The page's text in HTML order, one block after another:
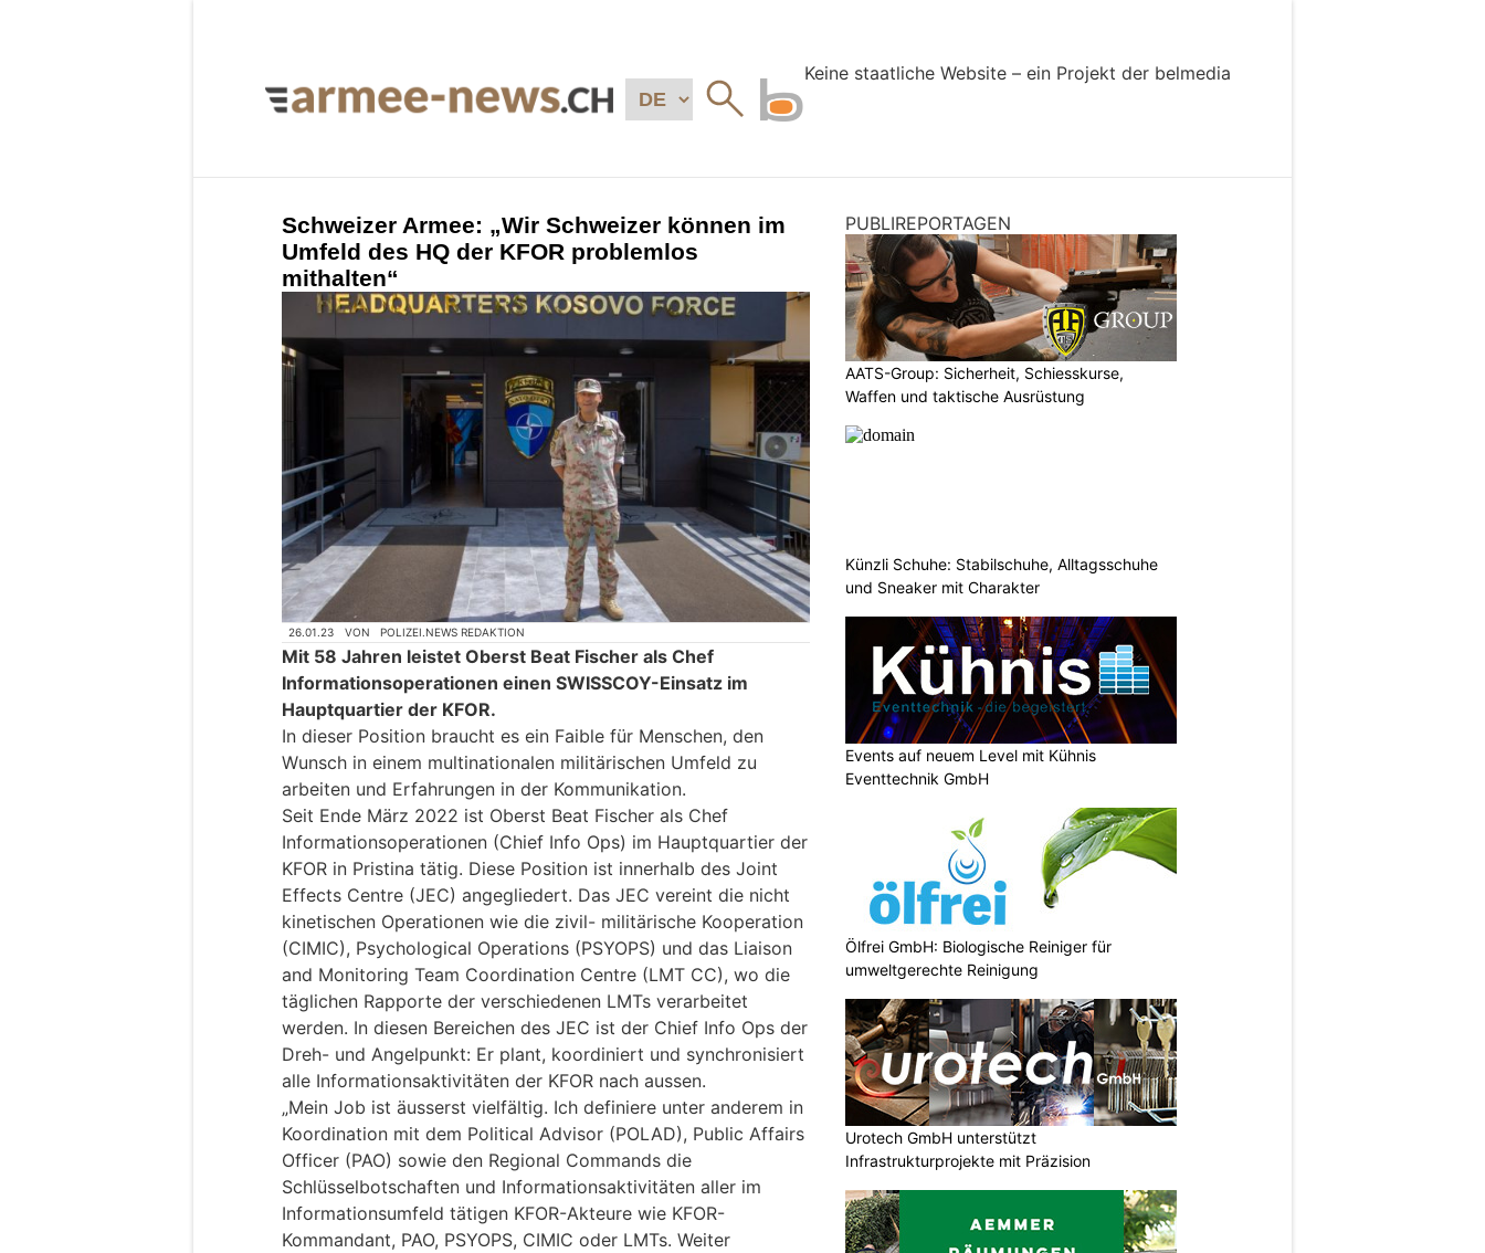
Schweizer Armee: „Wir Schweizer können im
Umfeld des HQ der KFOR problemlos
mithalten“
26.01.23 VON POLIZEI.NEWS REDAKTION
Mit 58 Jahren leistet Oberst Beat Fischer als Chef
Informationsoperationen einen SWISSCOY-Einsatz im
Hauptquartier der KFOR.
In dieser Position braucht es ein Faible für Menschen, den
Wunsch in einem multinationalen militärischen Umfeld zu
arbeiten und Erfahrungen in der Kommunikation.
Seit Ende März 2022 ist Oberst Beat Fischer als Chef
Informationsoperationen (Chief Info Ops) im Hauptquartier der
KFOR in Pristina tätig. Diese Position ist innerhalb des Joint
Effects Centre (JEC) angegliedert. Das JEC vereint die nicht
kinetischen Operationen wie die zivil- militärische Kooperation
(CIMIC), Psychological Operations (PSYOPS) und das Liaison
and Monitoring Team Coordination Centre (LMT CC), wo die
täglichen Rapporte der verschiedenen LMTs verarbeitet
werden. In diesen Bereichen des JEC ist der Chief Info Ops der
Dreh- und Angelpunkt: Er plant, koordiniert und synchronisiert
alle Informationsaktivitäten der KFOR nach aussen.
„Mein Job ist äusserst vielfältig. Ich definiere unter anderem in
Koordination mit dem Political Advisor (POLAD), Public Affairs
Officer (PAO) sowie den Regional Commands die
Schlüsselbotschaften und Informationsaktivitäten aller im
Informationsumfeld tätigen KFOR-Akteure wie KFOR-
Kommandant, PAO, PSYOPS, CIMIC oder LMTs. Weiter
PUBLIREPORTAGEN
AATS-Group: Sicherheit, Schiesskurse,
Waffen und taktische Ausrüstung
Künzli Schuhe: Stabilschuhe, Alltagsschuhe
und Sneaker mit Charakter
Events auf neuem Level mit Kühnis
Eventtechnik GmbH
Ölfrei GmbH: Biologische Reiniger für
umweltgerechte Reinigung
Urotech GmbH unterstützt
Infrastrukturprojekte mit Präzision